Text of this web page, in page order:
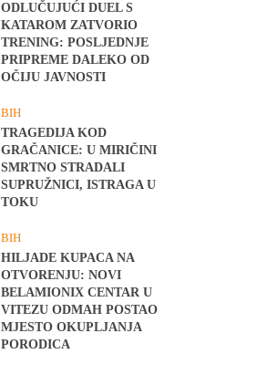
ODLUČUJUĆI DUEL S
KATAROM ZATVORIO
TRENING: POSLJEDNJE
PRIPREME DALEKO OD
OČIJU JAVNOSTI
BIH
TRAGEDIJA KOD
GRAČANICE: U MIRIČINI
SMRTNO STRADALI
SUPRUŽNICI, ISTRAGA U
TOKU
BIH
HILJADE KUPACA NA
OTVORENJU: NOVI
BELAMIONIX CENTAR U
VITEZU ODMAH POSTAO
MJESTO OKUPLJANJA
PORODICA